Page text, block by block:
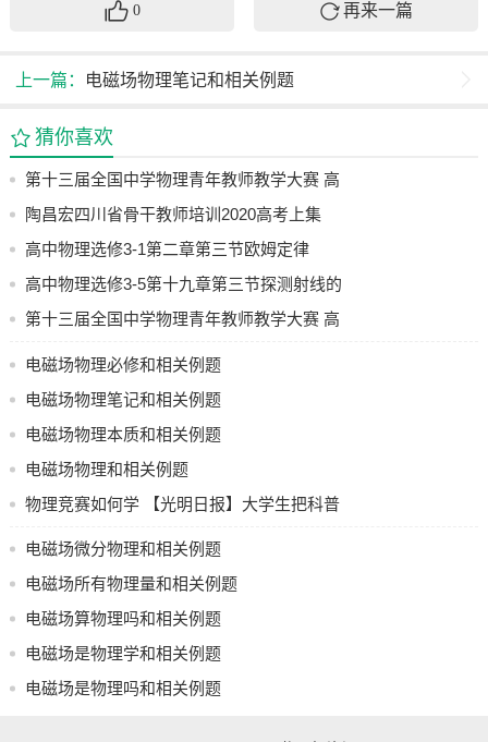
2. 有一段长为L的导线，通有电流I，放在磁感应强度为B的匀
3. 在一个半径为R的导线圈上，通以电流I，求该线圈产生的
4. 两个点电荷之间的相互作用力与它们电量的乘积成正比，
与它们距离的二次方成反比。现将两个电量相同的点电荷固
定于一对平行金属板的中点处，若使两板均接地且与一个点
电荷相距一定距离，则另一个点电荷在两板间所受的电场力
本概念和定律，提高解题能力。
电磁场是物理学中的一个重要概念，它描述了电荷和电流在
空间中产生的场的行为。电磁场理论是物理学中的重要组成
部分，它在许多领域都有应用，包括电子工程、通信、医疗
的基本定律、以及电磁波的传播。学生将学习如何计算电场
和磁场的强度，以及它们如何随时间和空间变化。他们还将
学习如何使用麦克斯韦方程来描述电磁波的性质。
一些常见的相关例题和问题可能包括：
1. 磁场的方向如何确定？
2. 如何计算磁场强度随时间的变化？
0 再来一篇
上一篇： 电磁场物理笔记和相关例题
猜你喜欢
第十三届全国中学物理青年教师教学大赛 高
二年级 物理 《带电粒子在匀强磁场中的运
动》 李晓香 （山西）
陶昌宏四川省骨干教师培训2020高考上集
高中物理选修3-1第二章第三节欧姆定律
（上）_高清
高中物理选修3-5第十九章第三节探测射线的
方法第四节放射性的应用与防护
第十三届全国中学物理青年教师教学大赛 高
二年级 物理 《划时代的发现，探究感应电》
胡巧梅 （新疆）
电磁场物理必修和相关例题
电磁场物理笔记和相关例题
电磁场物理本质和相关例题
电磁场物理和相关例题
物理竞赛如何学 【光明日报】大学生把科普
从“象牙塔”走进“百姓家”
电磁场微分物理和相关例题
电磁场所有物理量和相关例题
电磁场算物理吗和相关例题
电磁场是物理学和相关例题
电磁场是物理吗和相关例题